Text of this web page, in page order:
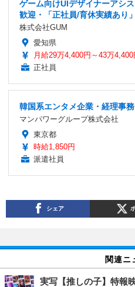
ゲーム向けUIデザイナーアシ
歓迎・「正社員/育休実績あり
株式会社GUM
愛知県
月給29万4,400円～43万4,400
正社員
韓国系エンタメ企業・経理事
マンパワーグループ株式会社
東京都
時給1,850円
派遣社員
シェア
関連ニ
実写【推しの子】特報